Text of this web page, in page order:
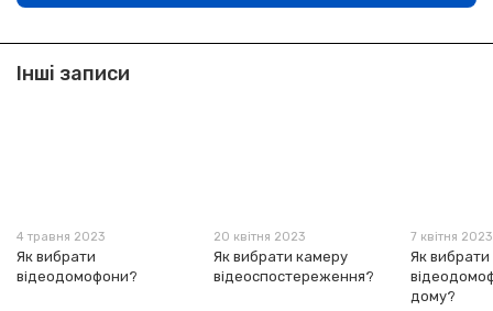
Інші записи
4 травня 2023
Як вибрати
відеодомофони?
20 квітня 2023
Як вибрати камеру
відеоспостереження?
7 квітня 2023
Як вибрати
дому?